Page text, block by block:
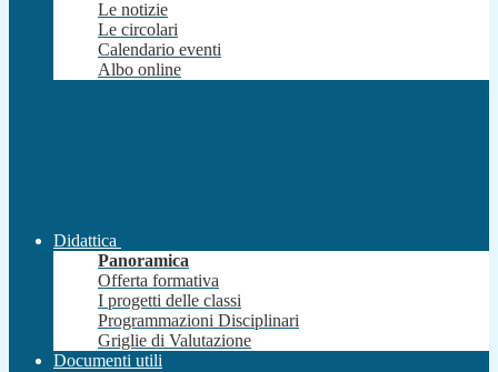
Le notizie
Le circolari
Calendario eventi
Albo online
Didattica
Panoramica
Offerta formativa
I progetti delle classi
Programmazioni Disciplinari
Griglie di Valutazione
Documenti utili